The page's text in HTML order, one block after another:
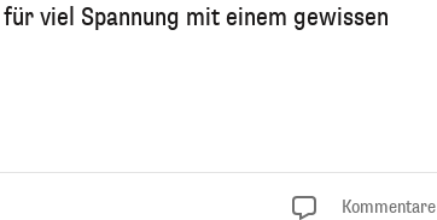
viel Spannung mit einem gewissen
Kommentare